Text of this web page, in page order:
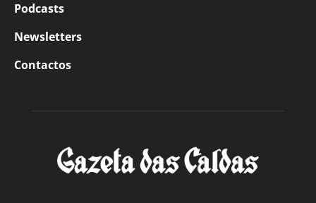
Podcasts
Newsletters
Contactos